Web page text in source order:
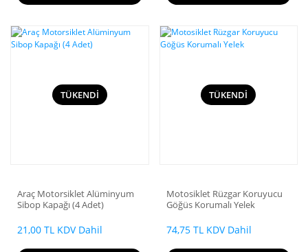
TÜKENDİ
Araç Motorsiklet Alüminyum
Sibop Kapağı (4 Adet)
21,00 TL KDV Dahil
TÜKENDİ
Motosiklet Rüzgar Koruyucu
Göğüs Korumalı Yelek
74,75 TL KDV Dahil